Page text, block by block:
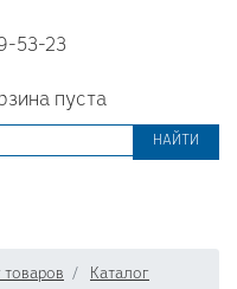
53-23
пуста
НАЙТИ
товаров Каталог